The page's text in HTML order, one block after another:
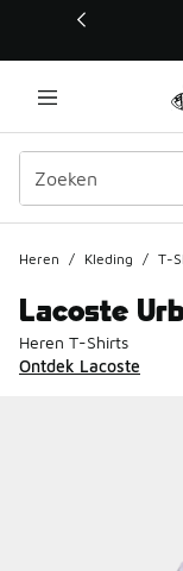
Deze link wordt
Heren / Kleding / T-
Lacoste
Heren T-Shirts
Ontdek Lacoste